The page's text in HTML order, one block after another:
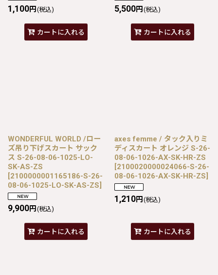
1,100円 (税込)
カートに入れる
5,500円 (税込)
カートに入れる
WONDERFUL WORLD /ロー
ズ吊り下げスカート サック
ス S-26-08-06-1025-LO-
SK-AS-ZS
[2100000001165186-S-26-
08-06-1025-LO-SK-AS-ZS]
9,900円 (税込)
カートに入れる
axes femme / タック入りミ
ディスカート オレンジ S-26-
08-06-1026-AX-SK-HR-ZS
[2100020000024066-S-26-
08-06-1026-AX-SK-HR-ZS]
1,210円 (税込)
カートに入れる